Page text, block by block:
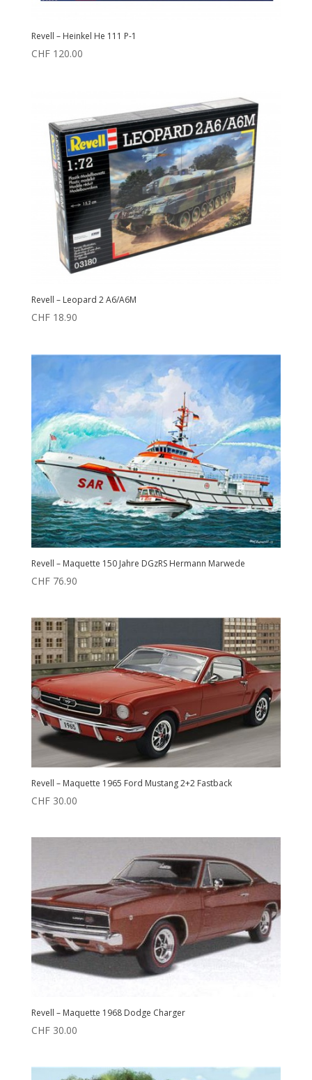
Revell – Heinkel He 111 P-1
CHF120.00
Revell – Leopard 2 A6/A6M
CHF18.90
Revell – Maquette 150 Jahre DGzRS Hermann Marwede
CHF76.90
Revell – Maquette 1965 Ford Mustang 2+2 Fastback
CHF30.00
Revell – Maquette 1968 Dodge Charger
CHF30.00